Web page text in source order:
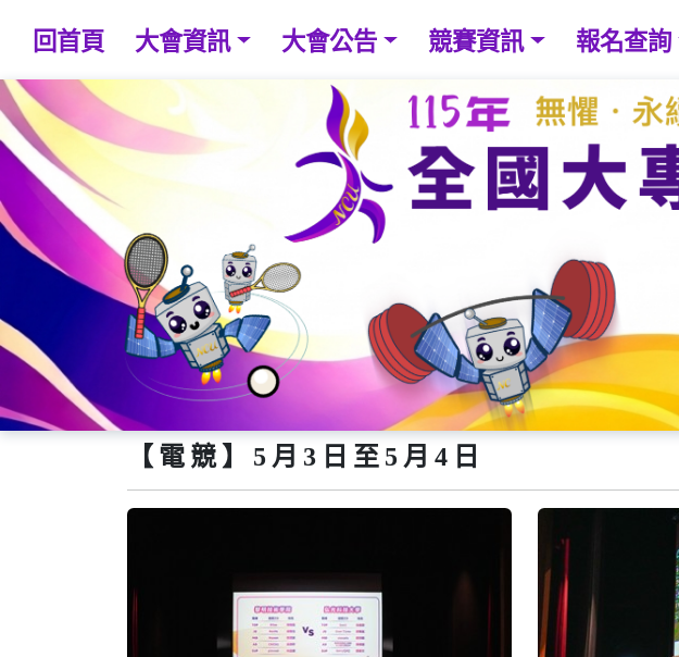
回首頁 大會資訊 大會公告 競賽資訊 報名查詢
【電競】5月3日至5月4日